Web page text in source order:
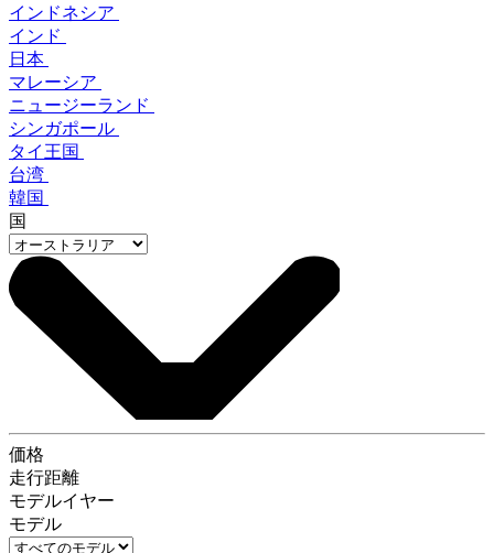
インドネシア
インド
日本
マレーシア
ニュージーランド
シンガポール
タイ王国
台湾
韓国
国
価格
走行距離
モデルイヤー
モデル